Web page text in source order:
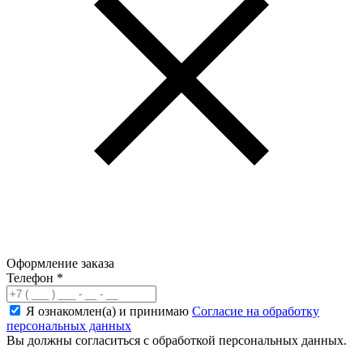
Оформление заказа
Телефон *
Я ознакомлен(а) и принимаю Согласие на обработку
персональных данных
Вы должны согласиться с обработкой персональных данных.